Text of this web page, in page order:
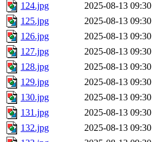
124.jpg
2025-08-13 09:30
125.jpg
2025-08-13 09:30
126.jpg
2025-08-13 09:30
127.jpg
2025-08-13 09:30
128.jpg
2025-08-13 09:30
129.jpg
2025-08-13 09:30
130.jpg
2025-08-13 09:30
131.jpg
2025-08-13 09:30
132.jpg
2025-08-13 09:30